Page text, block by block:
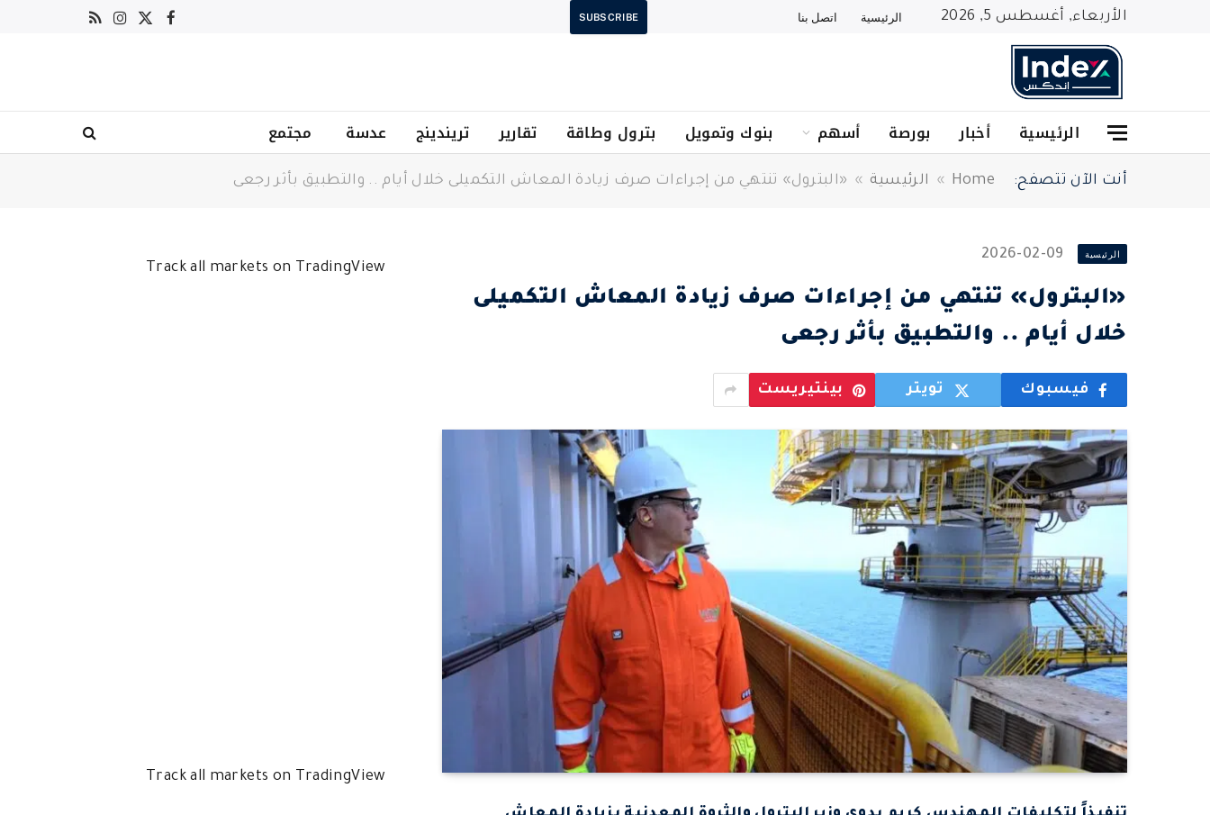
الأربعاء, أغسطس 5, 2026 الرئيسية اتصل بنا SUBSCRIBE
فيسبوك
X
الانستغرام
RSS
الرئيسية أخبار بورصة أسهم بنوك وتمويل بترول وطاقة تقارير تريندينج عدسة مجتمع
أنت الآن تتصفح: Home
» الرئيسية » «البترول» تنتهي من إجراءات صرف زيادة المعاش التكميلى خلال أيام .. والتطبيق بأثر رجعى
الرئيسية 2026-02-09
«البترول» تنتهي من إجراءات صرف زيادة المعاش التكميلى
خلال أيام .. والتطبيق بأثر رجعى
فيسبوك تويتر بينتيريست
Track all markets on TradingView
Track all markets on TradingView